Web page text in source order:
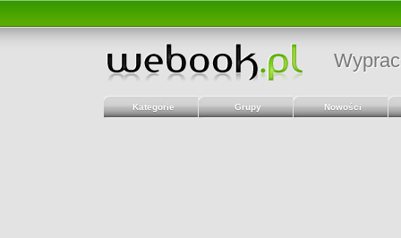
Kategorie Grupy Nowości